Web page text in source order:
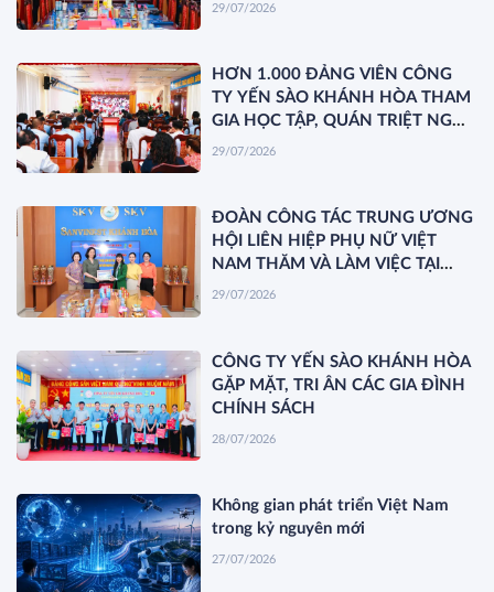
29/07/2026
HƠN 1.000 ĐẢNG VIÊN CÔNG
TY YẾN SÀO KHÁNH HÒA THAM
GIA HỌC TẬP, QUÁN TRIỆT NGHỊ
QUYẾT HỘI NGHỊ TRUNG ƯƠNG
29/07/2026
ĐOÀN CÔNG TÁC TRUNG ƯƠNG
HỘI LIÊN HIỆP PHỤ NỮ VIỆT
NAM THĂM VÀ LÀM VIỆC TẠI
YẾN SÀO KHÁNH HÒA
29/07/2026
CÔNG TY YẾN SÀO KHÁNH HÒA
GẶP MẶT, TRI ÂN CÁC GIA ĐÌNH
CHÍNH SÁCH
28/07/2026
Không gian phát triển Việt Nam
trong kỷ nguyên mới
27/07/2026